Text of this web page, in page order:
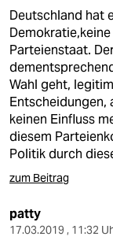
Deutschland hat
Parteienstaat.
Wahl geht,
Entscheidungen,
keinen Einfluss
diesem
Politik durch
zum Beitrag
patty
17.03.2019 , 11:32